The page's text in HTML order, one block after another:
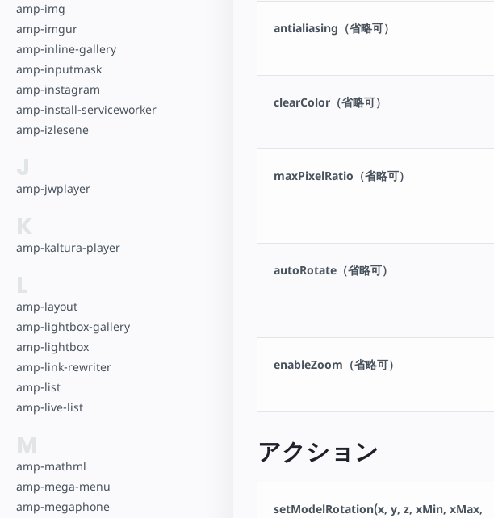
amp-img
amp-imgur
amp-inline-gallery
amp-inputmask
amp-instagram
amp-install-serviceworker
amp-izlesene
J
amp-jwplayer
K
amp-kaltura-player
L
amp-layout
amp-lightbox-gallery
amp-lightbox
amp-link-rewriter
amp-list
amp-live-list
M
amp-mathml
amp-mega-menu
amp-megaphone
antialiasing（省略可）
clearColor（省略可）
maxPixelRatio（省略可）
autoRotate（省略可）
enableZoom（省略可）
アクション
setModelRotation(x, y, z, xMin, xMax,